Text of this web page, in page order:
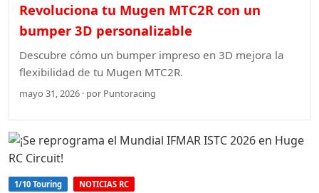
Revoluciona tu Mugen MTC2R con un
bumper 3D personalizable
Descubre cómo un bumper impreso en 3D mejora la
flexibilidad de tu Mugen MTC2R.
mayo 31, 2026 · por Puntoracing
1/10 Touring NOTICIAS RC